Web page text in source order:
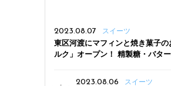
2023.08.07 スイーツ
東区河渡にマフィンと焼き菓子の
ルク」オープン！ 精製糖・バタ
2023.08.06
スイーツ